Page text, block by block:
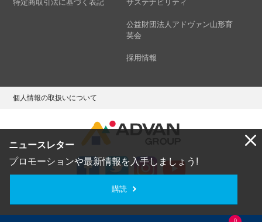
0
ニュースレター
プロモーションや最新情報を入手しましょう!
購読
特定商取引法に基づく表記 サステナビリティ
公益財団法人アドヴァン山形育
英会
採用情報
個人情報の取扱いについて